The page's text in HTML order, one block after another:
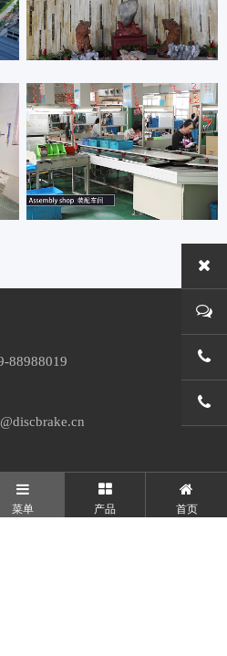
88988019
器材制造有限公司 ALL RIGHTS
菜单 产品 首页